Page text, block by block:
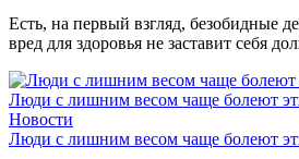
Есть, на первый взгляд, безобидные
вред для здоровья не заставит себя
Люди с лишним весом чаще болеют
Новости
Люди с лишним весом чаще болеют